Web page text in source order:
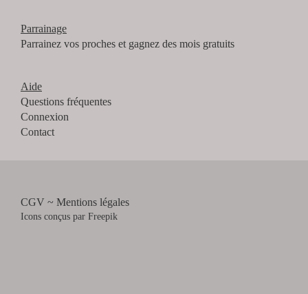
Parrainage
Parrainez vos proches et gagnez des mois gratuits
Aide
Questions fréquentes
Connexion
Contact
CGV ~ Mentions légales
Icons conçus par Freepik